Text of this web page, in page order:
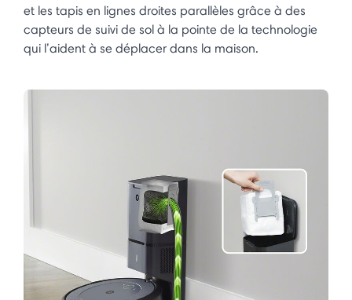
et les tapis en lignes droites parallèles grâce à des
capteurs de suivi de sol à la pointe de la technologie
qui l’aident à se déplacer dans la maison.